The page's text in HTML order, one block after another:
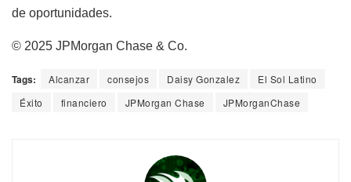
de oportunidades.
© 2025 JPMorgan Chase & Co.
Tags: Alcanzar consejos Daisy Gonzalez
El Sol Latino
Éxito
financiero JPMorgan Chase JPMorganChase